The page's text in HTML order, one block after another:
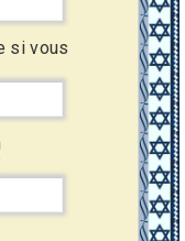
si vous